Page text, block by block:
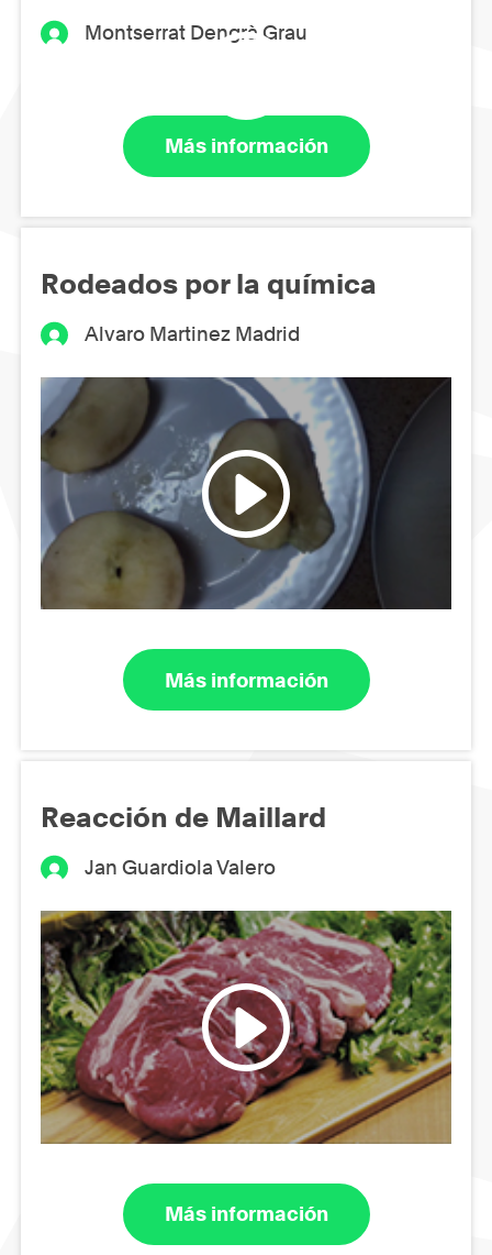
Montserrat Dengrà Grau
Más información
Rodeados por la química
Alvaro Martinez Madrid
Más información
Reacción de Maillard
Jan Guardiola Valero
Más información